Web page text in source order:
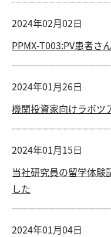
2024年02月02日
PPMX-T003:PV患者さ
2024年01月26日
機関投資家向けラボツ
2024年01月15日
当社研究員の留学体験
した
2024年01月04日